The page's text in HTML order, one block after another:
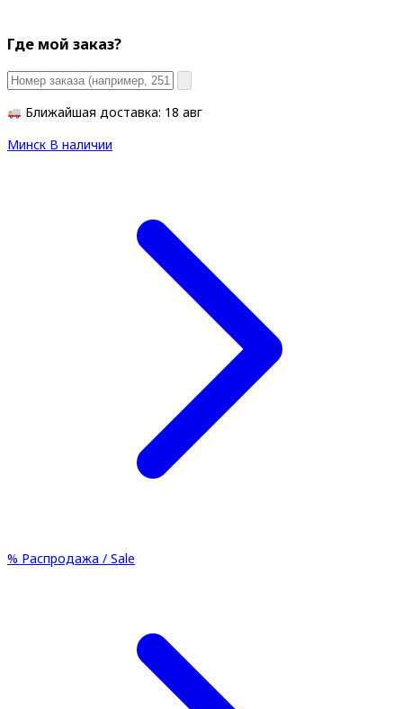
Где мой заказ?
Ближайшая доставка: 18 авг
Минск В наличии
% Распродажа / Sale